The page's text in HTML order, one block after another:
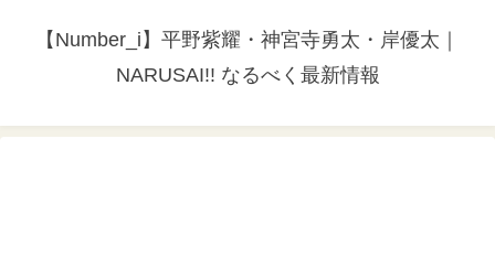
【Number_i】平野紫耀・神宮寺勇太・岸優太｜
NARUSAI!! なるべく最新情報